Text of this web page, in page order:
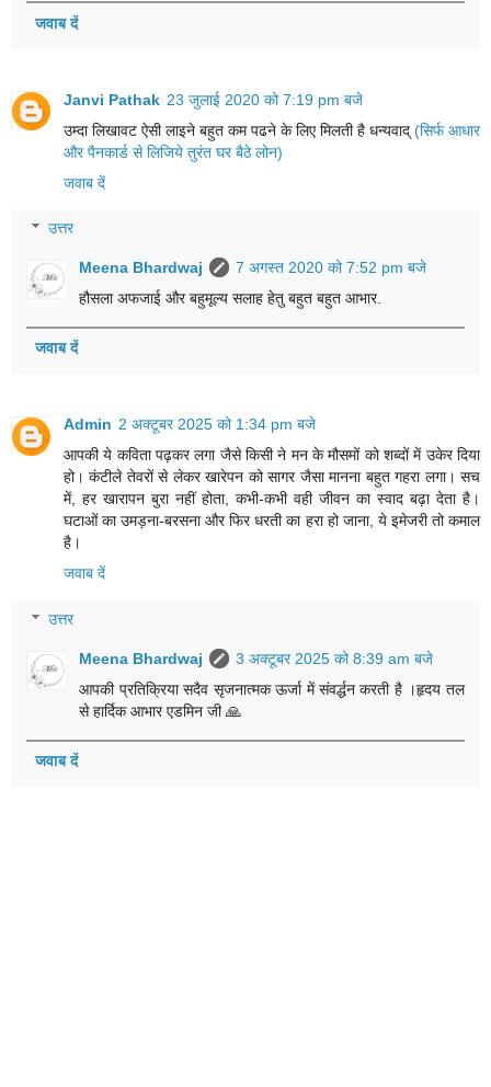
जवाब दें
Janvi Pathak 23 जुलाई 2020 को 7:19 pm बजे
उम्दा लिखावट ऐसी लाइने बहुत कम पढने के लिए मिलती है धन्यवाद् (सिर्फ आधार
और पैनकार्ड से लिजिये तुरंत घर बैठे लोन)
जवाब दें
उत्तर
Meena Bhardwaj
7 अगस्त 2020 को 7:52 pm बजे
हौसला अफजाई और बहुमूल्य सलाह हेतु बहुत बहुत आभार.
जवाब दें
Admin 2 अक्टूबर 2025 को 1:34 pm बजे
आपकी ये कविता पढ़कर लगा जैसे किसी ने मन के मौसमों को शब्दों में उकेर दिया
हो। कंटीले तेवरों से लेकर खारेपन को सागर जैसा मानना बहुत गहरा लगा। सच
में, हर खारापन बुरा नहीं होता, कभी-कभी वही जीवन का स्वाद बढ़ा देता है।
घटाओं का उमड़ना-बरसना और फिर धरती का हरा हो जाना, ये इमेजरी तो कमाल
है।
जवाब दें
उत्तर
Meena Bhardwaj
3 अक्टूबर 2025 को 8:39 am बजे
आपकी प्रतिक्रिया सदैव सृजनात्मक ऊर्जा में संवर्द्धन करती है ।हृदय तल
से हार्दिक आभार एडमिन जी 🙏
जवाब दें